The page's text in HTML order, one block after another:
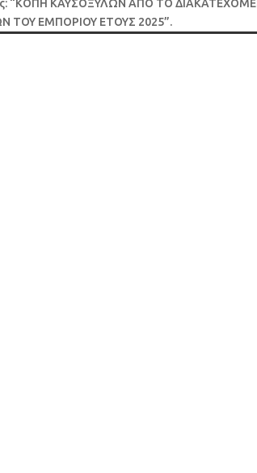
“ΚΟΠΗ ΚΑΥΣΟΞΥΛΩΝ ΑΠΟ ΤΟ
ΕΜΠΟΡΙΟΥ ΕΤΟΥΣ 2025”.